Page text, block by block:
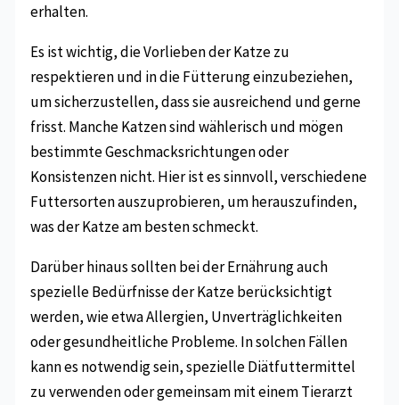
erhalten.
Es ist wichtig, die Vorlieben der Katze zu
respektieren und in die Fütterung einzubeziehen,
um sicherzustellen, dass sie ausreichend und gerne
frisst. Manche Katzen sind wählerisch und mögen
bestimmte Geschmacksrichtungen oder
Konsistenzen nicht. Hier ist es sinnvoll, verschiedene
Futtersorten auszuprobieren, um herauszufinden,
was der Katze am besten schmeckt.
Darüber hinaus sollten bei der Ernährung auch
spezielle Bedürfnisse der Katze berücksichtigt
werden, wie etwa Allergien, Unverträglichkeiten
oder gesundheitliche Probleme. In solchen Fällen
kann es notwendig sein, spezielle Diätfuttermittel
zu verwenden oder gemeinsam mit einem Tierarzt